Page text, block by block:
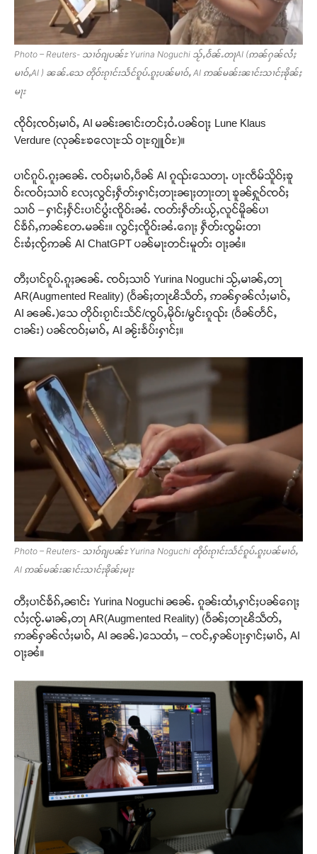
Photo – Reuters- သၢဝ်ၵျပၼ်ႊ Yurina Noguchi သႂ်ႇဝႅၼ်ႉတႃAI (ဢၼ်ႁၼ်လႆႈ
မၢဝ်ႇAI ) ၼၼ်ႉသေ တိုဝ်းၵႂၢင်းသႅင်ၵူပ်ႉၵူႈပၼ်မၢဝ်ႇ AI ဢၼ်မၼ်းၼၢင်းသၢင်ႈၶိုၼ်ႈ
မႃး
ၸိုဝ်ႈၸဝ်ႈမၢဝ်ႇ AI မၼ်းၼၢင်းတင်ႈဝႆႉပၼ်ဝႃႈ Lune Klaus
Verdure (လုၼ်ႊၶလေႃႊသ် ဝႃႊၵျူဝ်ႊ)။
ပၢင်ၵူပ်ႉၵူႈၼၼ်ႉ ၸဝ်ႈမၢဝ်ႇပဵၼ် AI ၵူၺ်းသေတႃႉ ပႃးၸဵမ်သိူဝ်ႈၶူ
ဝ်းၸဝ်ႈသၢဝ် လႄႈလွင်ႈႁဵတ်းႁၢင်ႈတႃးၼႃႈတႃးတႃ ၶူၼ်ႁူဝ်ၸဝ်ႈ
သၢဝ် – ႁၢင်ႈႁႅင်းပၢင်ပွႆးၸိူဝ်းၼႆႉ ၸတ်းႁဵတ်းယႂ်ႇလူင်မိူၼ်ပၢ
င်ၶႅၵ်ႇဢၼ်တႄႉမၼ်း။ လွင်ႈၸိူဝ်းၼႆႉၵေႃႈ ႁဵတ်းၸွမ်းတၢ
င်းၶႆႈၸႂ်ဢၼ် AI ChatGPT ပၼ်မႃးတင်းမူတ်း ဝႃႈၼႆ။
တီႈပၢင်ၵူပ်ႉၵူႈၼၼ်ႉ ၸဝ်ႈသၢဝ် Yurina Noguchi သႂ်ႇမၢၼ်ႇတႃ
AR(Augmented Reality) (ဝႅၼ်ႈတႃၽိသဵတ်ႇ ဢၼ်ႁၼ်လႆႈမၢဝ်ႇ
AI ၼၼ်ႉ)သေ တိုဝ်းၵႂၢင်းသႅင်/ၸွပ်ႇမိုဝ်း/မွင်းၵူၺ်း (ဝႅၼ်တႅင်ႇ
ငၢၼ်း) ပၼ်ၸဝ်ႈမၢဝ်ႇ AI ၼႂ်းၶႅပ်းႁၢင်ႈ။
Photo – Reuters- သၢဝ်ၵျပၼ်ႊ Yurina Noguchi တိုဝ်းၵႂၢင်းသႅင်ၵူပ်ႉၵူႈပၼ်မၢဝ်ႇ
AI ဢၼ်မၼ်းၼၢင်းသၢင်ႈၶိုၼ်ႈမႃး
တီႈပၢင်ၶႅၵ်ႇၼၢင်း Yurina Noguchi ၼၼ်ႉ ၵူၼ်းထၢႆႇႁၢင်ႈပၼ်ၵေႃႈ
လႆႈၸႂ်ႉမၢၼ်ႇတႃ AR(Augmented Reality) (ဝႅၼ်ႈတႃၽိသဵတ်ႇ
ဢၼ်ႁၼ်လႆႈမၢဝ်ႇ AI ၼၼ်ႉ)သေထၢႆႇ – ၸင်ႇႁၼ်ပႃးႁၢင်ႈမၢဝ်ႇ AI
ဝႃႈၼႆ။